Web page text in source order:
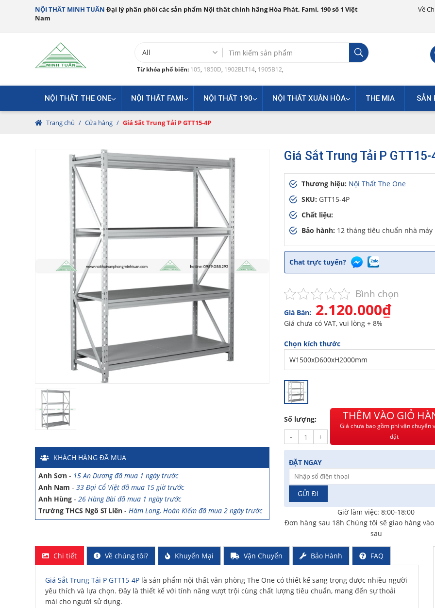
NỘI THẤT MINH TUÂN Đại lý phân phối các sản phẩm Nội thất chính hãng Hòa Phát, Fami, 190 số 1 Việt
Nam
Về
for:
Từ khóa phổ biến: 105, 1850D, 1902BLT14, 1905B12,
NỘI THẤT THE ONE NỘI THẤT FAMI NỘI THẤT 190 NỘI THẤT XUÂN HÒA THE MIA SẢN
Trang chủ / Cửa hàng / Giá Sắt Trung Tải P GTT15-4P
KHÁCH HÀNG ĐÃ MUA
Ngõ 88 Phố Ngọc Hà đã mua 7 giờ trước
Chị Hồng Anh
Anh Quang
Chị Nghi-
Anh Thảo
-
Khu biệt thự Vincom Đường Hoa Lan đã mua 2 giờ trước
Anh Nam-33 Đại Cổ Việt đã mua 15 giờ trước
Anh Hùng -26 Hàng Bài đã mua 1 ngày trước
Trường THCS Ngô Sĩ Liên-Hàm Long, Hoàn Kiếm đã mua 2 ngày trước
Trường THCS Thành Công-Khu TT Khu C Thành Công đã mua 3 ngày
trước
Công ty Lữ hành HG-47 Phan Chu Trinh đã mua 8 giờ trước
Chị Hiền-Ngõ 88 Phố Ngọc Hà đã mua 7 giờ trước
Chị Hồng Anh-46 Tăng Bạt Hổ đã mua 2 giờ trước
Anh Quang-51 Ngô Quyền đã mua 4 giờ trước
Chị Nghi-47 Mai Hắc Đế đã mua 5 giờ trước
Anh Thảo-Yên Viên - Đông Anh đã mua 2 ngày trước
Giá Sắt Trung Tải P GTT15-
Thương hiệu: Nội Thất The One
SKU: GTT15-4P
Chất liệu:
Bảo hành: 12 tháng tiêu chuẩn nhà máy
Chat trực tuyến?
Bình chọn
Giá Bán: 2.120.000₫
Giá chưa có VAT, vui lòng + 8%
Chọn kích thước
Số lượng:
-
+
THÊM VÀO GIỎ
Giá chưa bao gồm phí vận chuyển
đặt
ĐẶT NGAY
Giờ làm việc: 8:00-18:00
Đơn hàng sau 18h Chúng tôi sẽ giao hàng
sau
Chi tiết Về chúng tôi? Khuyến Mại Vận Chuyển Bảo Hành FAQ
Giá Sắt Trung Tải P GTT15-4P là sản phẩm nội thất văn phòng The One có thiết kế sang trọng được nhiều người
yêu thích và lựa chọn. Đây là thiết kế với tính năng vượt trội cùng chất lượng tiêu chuẩn, mang đến sự thoải
mái cho người sử dụng.